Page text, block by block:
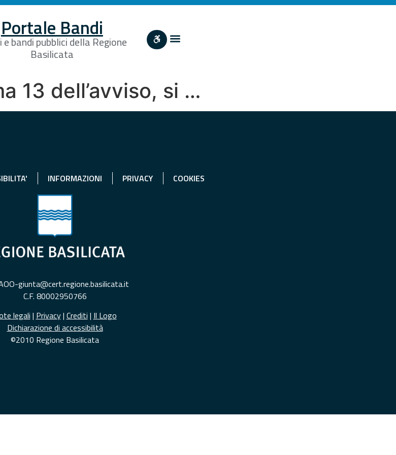
Portale Bandi
e bandi pubblici della Regione
Basilicata
13 dell’avviso, si …
INFORMAZIONI PRIVACY COOKIES
giunta@cert.regione.basilicata.it
C.F. 80002950766
legali | Privacy| Crediti | Il Logo
Dichiarazione di accessibilità
©2010 Regione Basilicata